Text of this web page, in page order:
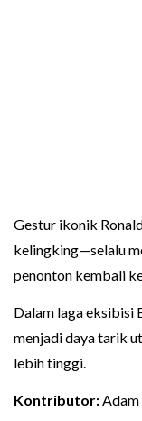
Gestur ikonik
kelingking—selalu
penonton kembali
Dalam laga eksibisi
menjadi daya tarik
lebih tinggi.
Kontributor: